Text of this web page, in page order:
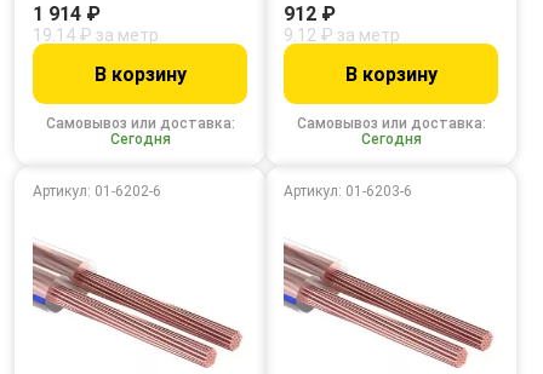
Самовывоз или доставка:
Сегодня
1 914 ₽
19.14 ₽ за метр
В корзину
Самовывоз или доставка:
Сегодня
912 ₽
9.12 ₽ за метр
В корзину
Артикул: 01-6202-6 Артикул: 01-6203-6